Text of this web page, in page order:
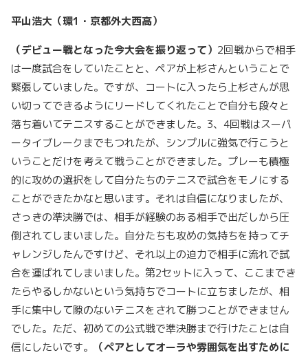
平山浩大（環1 ・京都外大西高）
（デビュー戦となった今大会を振り返って） 2回戦からで相手
は一度試合をしていたことと、ペアが上杉さんということで
緊張していました。ですが、コートに入ったら上杉さんが思
い切ってできるようにリードしてくれたことで自分も段々と
落ち着いてテニスすることができました。3、4回戦はスーパ
ータイブレークまでもつれたが、シンプルに強気で行こうと
いうことだけを考えて戦うことができました。プレーも積極
的に攻めの選択をして自分たちのテニスで試合をモノにする
ことができたかなと思います。それは自信になりましたが、
さっきの準決勝では、相手が経験のある相手で出だしから圧
倒されてしまいました。自分たちも攻めの気持ちを持ってチ
ャレンジしたんですけど、それ以上の迫力で相手に流れで試
合を運ばれてしまいました。第2セットに入って、ここまでき
たらやるしかないという気持ちでコートに立ちましたが、相
手に集中して隙のないテニスをされて勝つことができません
でした。ただ、初めての公式戦で準決勝まで行けたことは自
信にしたいです。
（ペアとしてオーラや雰囲気を出すために